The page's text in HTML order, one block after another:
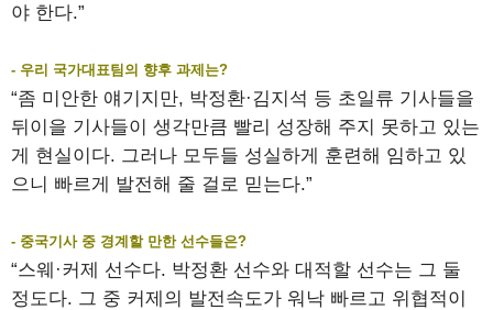
야 한다.”
- 우리 국가대표팀의 향후 과제는?
“좀 미안한 얘기지만, 박정환·김지석 등 초일류 기사들을
뒤이을 기사들이 생각만큼 빨리 성장해 주지 못하고 있는
게 현실이다. 그러나 모두들 성실하게 훈련해 임하고 있
으니 빠르게 발전해 줄 걸로 믿는다.”
- 중국기사 중 경계할 만한 선수들은?
“스웨·커제 선수다. 박정환 선수와 대적할 선수는 그 둘
정도다. 그 중 커제의 발전속도가 워낙 빠르고 위협적이